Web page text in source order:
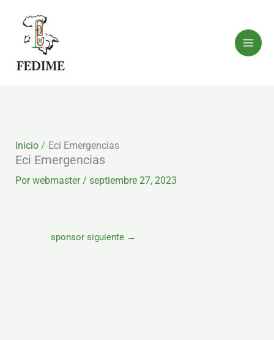
contenido
Inicio Eci Emergencias
Eci Emergencias
Porwebmaster/ septiembre 27, 2023
sponsor siguiente →